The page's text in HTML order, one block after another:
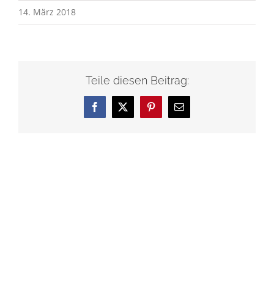
14. März 2018
Teile diesen Beitrag:
Facebook
X Pinterest
E-
Mail